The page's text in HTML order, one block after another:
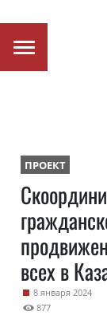
ПРОЕКТ
всех в
8 января 2024
877